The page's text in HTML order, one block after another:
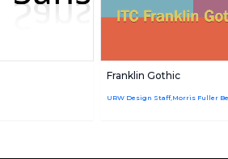
Franklin Gothic
URW Design Staff,Morris Fuller